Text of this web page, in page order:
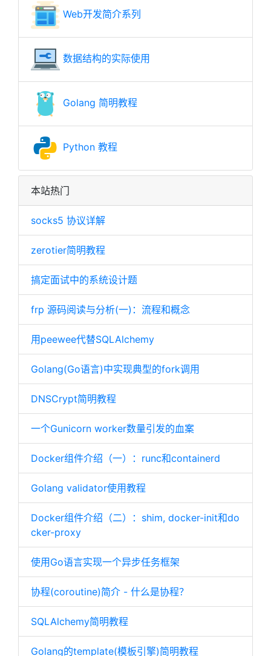
Web开发简介系列
数据结构的实际使用
Golang 简明教程
Python 教程
本站热门
socks5 协议详解
zerotier简明教程
搞定面试中的系统设计题
frp 源码阅读与分析(一)：流程和概念
用peewee代替SQLAlchemy
Golang(Go语言)中实现典型的fork调用
DNSCrypt简明教程
一个Gunicorn worker数量引发的血案
Docker组件介绍（一）：runc和containerd
Golang validator使用教程
Docker组件介绍（二）：shim, docker-init和do
cker-proxy
使用Go语言实现一个异步任务框架
协程(coroutine)简介 - 什么是协程？
SQLAlchemy简明教程
Golang的template(模板引擎)简明教程